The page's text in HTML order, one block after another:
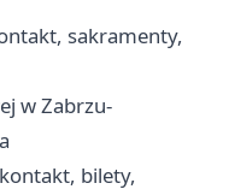
sakramenty,
w Zabrzu-
bilety,